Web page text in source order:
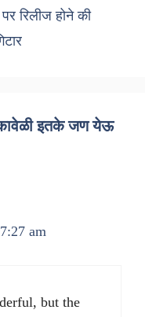
रिलीज होने की
इतके जण येऊ
am
but the